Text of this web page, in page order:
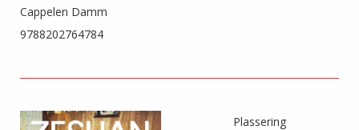
Cappelen Damm
9788202764784
Plassering